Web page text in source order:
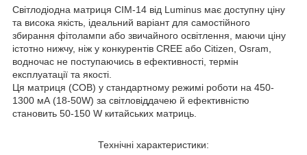
Світлодіодна матриця CIM-14 від Luminus має доступну ціну
та висока якість, ідеальний варіант для самостійного
збирання фітолампи або звичайного освітлення, маючи ціну
істотно нижчу, ніж у конкурентів CREE або Citizen, Osram,
водночас не поступаючись в ефективності, термін
експлуатації та якості.
Ця матриця (COB) у стандартному режимі роботи на 450-
1300 мА (18-50W) за світловіддачею й ефективністю
становить 50-150 W китайських матриць.
Технічні характеристики: